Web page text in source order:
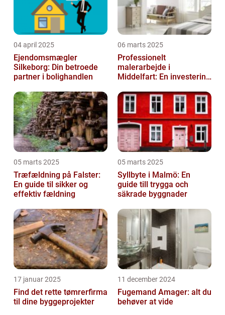
04 april 2025
Ejendomsmægler
Silkeborg: Din betroede
partner i bolighandlen
06 marts 2025
Professionelt
malerarbejde i
Middelfart: En investering
05 marts 2025
Træfældning på Falster:
En guide til sikker og
effektiv fældning
05 marts 2025
Syllbyte i Malmö: En
guide till trygga och
säkrade byggnader
17 januar 2025
Find det rette tømrerfirma
til dine byggeprojekter
11 december 2024
Fugemand Amager: alt du
behøver at vide